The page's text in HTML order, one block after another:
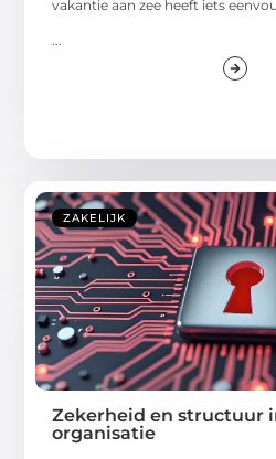
vakantie aan zee heeft iets
...
ZAKELIJK
Zekerheid en structuur
organisatie